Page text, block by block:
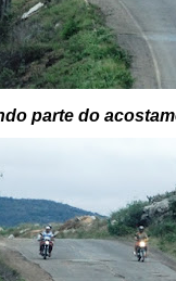
parte do